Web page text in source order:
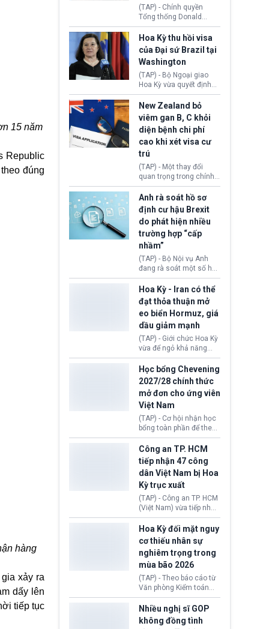
15 năm
Republic
đúng
hàng
xảy ra
dấy lên
tiếp tục
(TAP) - Chính quyền
Tổng thống Donald
Trump đã hoàn trả
khoảng 100 tỷ USD thuế
quan từng thu theo Đạo
luật Quyền hạn Kinh tế
Khẩn cấp Quốc tế
(IEEPA). Động thái này
diễn ra sau phán quyết
hồi tháng 2 bởi Tòa án
Tối cao Hoa Kỳ
(SCOTUS) khi tuyên bố,
việc áp thuế diện rộng là
hoàn toàn bất hợp pháp.
Hoa Kỳ thu hồi visa
của Đại sứ Brazil tại
Washington
(TAP) - Bộ Ngoại giao
Hoa Kỳ vừa quyết định
thu hồi thị thực (visa)
của bà Maria Luiza
Ribeiro Viotti - Đại sứ
Brazil tại Washington.
Động thái trên diễn ra
trong bối cảnh tranh
chấp ngoại giao giữa
chính quyền Tổng thống
Donald Trump và chính
phủ cánh tả Tổng thống
da Silva đang leo thang
gay gắt.
New Zealand bỏ
viêm gan B, C khỏi
diện bệnh chi phí
cao khi xét visa cư
trú
(TAP) - Một thay đổi
quan trọng trong chính
sách nhập cư của New
Zealand đang mở ra
thêm cơ hội cho nhiều
người muốn định cư. Từ
nay, người mắc viêm
gan B hoặc viêm gan C
sẽ không còn bị mặc
định không đáp ứng tiêu
chuẩn sức khỏe chỉ vì
chi phí điều trị khi nộp hồ
Anh rà soát hồ sơ
định cư hậu Brexit
do phát hiện nhiều
trường hợp “cấp
nhầm”
(TAP) - Bộ Nội vụ Anh
đang rà soát một số hồ
sơ thuộc Chương trình
Định cư EU (EU
Settlement Scheme -
EUSS) sau khi xác định
có trường hợp được cấp
quy chế cư trú hậu
Brexit “do nhầm lẫn”.
Động thái này làm dấy
lên lo ngại về việc thực
thi Thỏa thuận Rút khỏi
Liên minh châu Âu
(Withdrawal
Agreement).
Hoa Kỳ - Iran có thể
đạt thỏa thuận mở
eo biển Hormuz, giá
dầu giảm mạnh
(TAP) - Giới chức Hoa Kỳ
vừa để ngỏ khả năng
sớm đạt thỏa thuận với
Iran nhằm mở lại eo biển
Hormuz, mở đường cho
việc khôi phục hoạt
động hàng hải. Những
tín hiệu ngoại giao tích
cực này lập tức tác động
đến thị trường năng
lượng, kéo giá dầu thế
giới lùi sâu xuống dưới
mức 80 USD/thùng.
Học bổng Chevening
2027/28 chính thức
mở đơn cho ứng viên
Việt Nam
(TAP) - Cơ hội nhận học
bổng toàn phần để theo
học chương trình thạc sĩ
tại Vương quốc Anh đã
chính thức quay trở lại.
Học bổng Chevening
2027/28 của Chính phủ
Anh vừa mở cổng ứng
tuyển dành riêng ứng
viên Việt Nam, hỗ trợ
toàn bộ chi phí học tập
cùng nhiều quyền lợi
trong suốt một năm
học.
Công an TP. HCM
tiếp nhận 47 công
dân Việt Nam bị Hoa
Kỳ trục xuất
(TAP) - Công an TP. HCM
(Việt Nam) vừa tiếp nhận
47 công dân Việt Nam bị
Hoa Kỳ trục xuất về
nước. Đây là đợt có số
lượng lớn nhất từ đầu
năm 2026 đến nay, phản
ánh xu hướng gia tăng
các trường hợp trục
xuất.
Hoa Kỳ đối mặt nguy
cơ thiếu nhân sự
nghiêm trọng trong
mùa bão 2026
(TAP) - Theo báo cáo từ
Văn phòng Kiểm toán
Chính phủ (GAO), Cơ
quan Quản lý Khẩn cấp
Liên bang (FEMA) thuộc
Bộ An ninh Nội địa Hoa
Nhiều nghị sĩ GOP
không đồng tình